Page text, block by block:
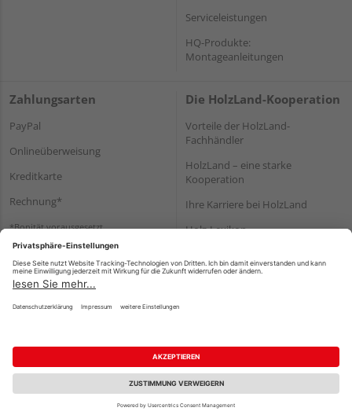
Serviceleistungen
HQ-Produkte:
Montageanleitungen
Zahlungsarten
PayPal
Onlineüberweisung
Kreditkarte
Rechnung*
*Bonität vorausgesetzt
Die HolzLand-Kooperation
Vorteile der HolzLand-
Fachhändler
HolzLand – eine starke
Kooperation
Ihre Karriere bei HolzLand
Holz-Lexikon
Impressum Datenschutz
Nutzungsbedingungen
Barrierefreiheitserklärung
Vertrag widerrufen